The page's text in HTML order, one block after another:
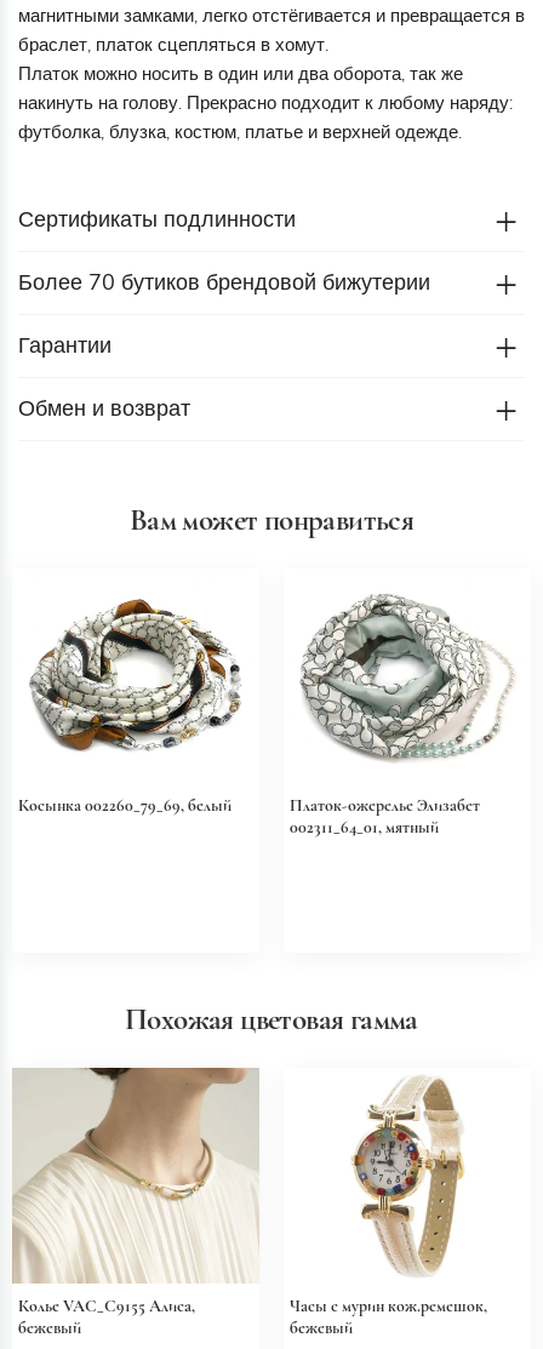
магнитными замками, легко отстёгивается и превращается в
браслет, платок сцепляться в хомут.
Платок можно носить в один или два оборота, так же
накинуть на голову. Прекрасно подходит к любому наряду:
футболка, блузка, костюм, платье и верхней одежде.
Сертификаты подлинности
Более 70 бутиков брендовой бижутерии
Гарантии
Обмен и возврат
Вам может понравиться
Косынка 002260_79_69, белый
Платок-ожерелье Элизабет
002311_64_01, мятный
Похожая цветовая гамма
Колье VAC_C9155 Алиса,
бежевый
Часы с мурин кож.ремешок,
бежевый